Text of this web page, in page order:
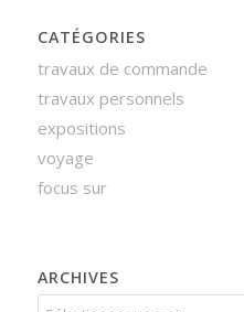
CATÉGORIES
travaux de commande
travaux personnels
expositions
voyage
focus sur
ARCHIVES